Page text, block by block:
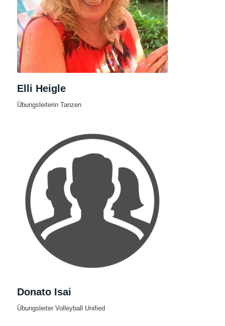
Elli Heigle
Übungsleiterin Tanzen
Donato Isai
Übungsleiter Volleyball Unified